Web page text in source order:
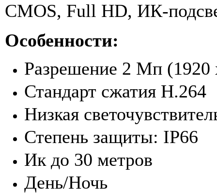
CMOS, Full HD, ИК-
Особенности:
Разрешение 2 Мп (1920
Стандарт сжатия H.264
Низкая
Степень защиты: IP66
Ик до 30 метров
День/Ночь